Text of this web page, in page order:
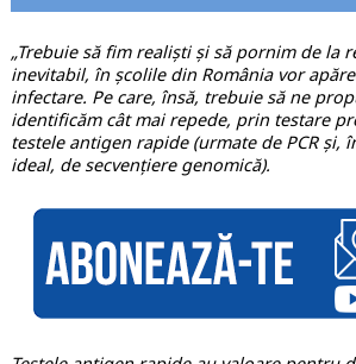
„Trebuie să fim realiști și să pornim de la
inevitabil, în școlile din România vor
infectare. Pe care, însă, trebuie să ne
identificăm cât mai repede, prin testare
testele antigen rapide (urmate de PCR și,
ideal, de secvențiere genomică).